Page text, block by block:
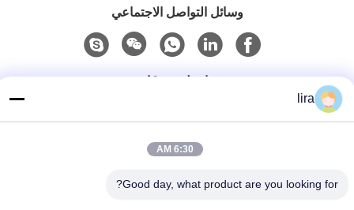
وسائل التواصل الاجتماعي
اتصل سريعًا
الهاتف
sales@gabion.cn
lira
6:30 AM
Good day, what product are you looking for?